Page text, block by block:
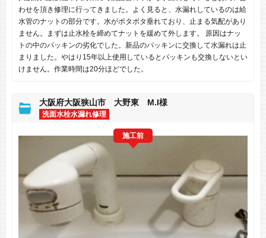
わせを頂き修理に行ってきました。よく見ると、水漏れしているのは給
水管のナットの部分です。水がポタポタ垂れており、止まる気配があり
ません。まずは止水栓を締めてナットを緩めて外します。 原因はナッ
トの中のパッキンの劣化でした。新品のパッキンに交換して水漏れは止
まりました。やはり15年以上使用しているとパッキンも交換しないとい
けません。作業時間は20分ほどでした。
大阪府大阪狭山市 大野東 M.I様
洗面水栓水漏れ修理
施工前